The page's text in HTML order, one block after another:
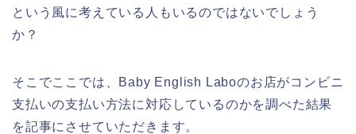
という風に考えている人もいるのではないでしょう
か？
そこでここでは、Baby English Laboのお店がコンビニ
支払いの支払い方法に対応しているのかを調べた結果
を記事にさせていただきます。